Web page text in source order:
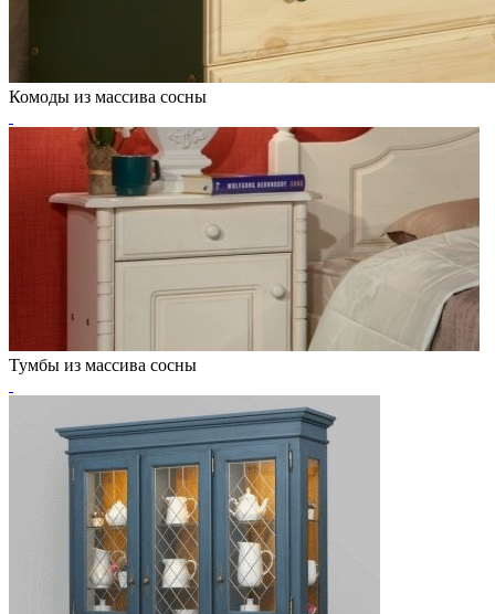
Комоды из массива сосны
Тумбы из массива сосны